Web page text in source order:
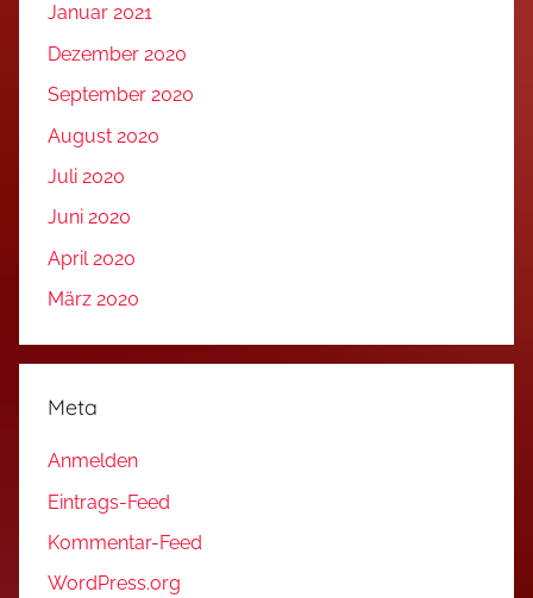
Januar 2021
Dezember 2020
September 2020
August 2020
Juli 2020
Juni 2020
April 2020
März 2020
Meta
Anmelden
Eintrags-Feed
Kommentar-Feed
WordPress.org